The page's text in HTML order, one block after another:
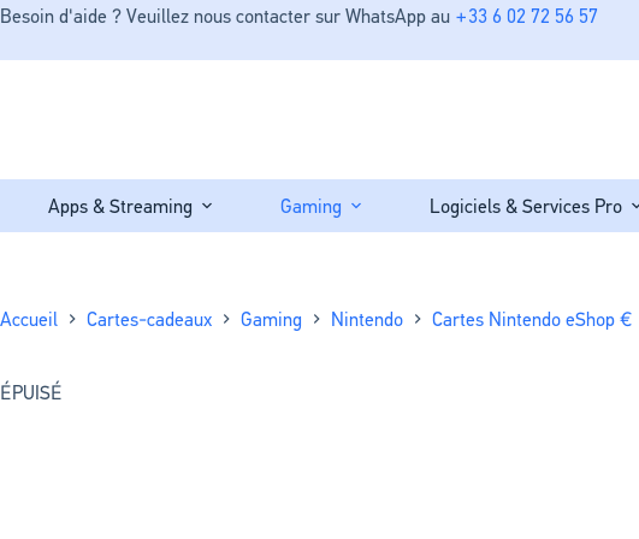
Besoin d'aide ? Veuillez nous contacter sur WhatsApp au +33 6 02 72 56 57
Apps & Streaming Gaming Logiciels & Services Pro
Accueil Cartes-cadeaux Gaming Nintendo Cartes Nintendo eShop €
ÉPUISÉ